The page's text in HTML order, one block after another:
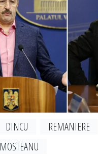
DINCU REMANIERE
MOSTEANU